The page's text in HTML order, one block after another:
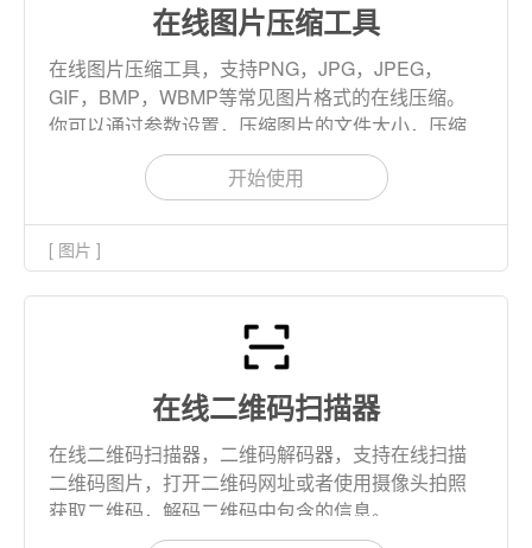
在线图片压缩工具
在线图片压缩工具，支持PNG，JPG，JPEG，
GIF，BMP，WBMP等常见图片格式的在线压缩。
你可以通过参数设置，压缩图片的文件大小，压缩
图片的像素大小，可免费导出压缩后的图片。
开始使用
[ 图片 ]
在线二维码扫描器
在线二维码扫描器，二维码解码器，支持在线扫描
二维码图片，打开二维码网址或者使用摄像头拍照
获取二维码，解码二维码中包含的信息。